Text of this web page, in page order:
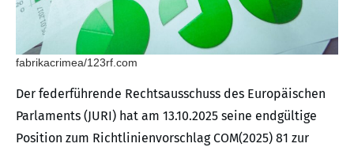
fabrikacrimea/123rf.com
Der federführende Rechtsausschuss des Europäischen
Parlaments (JURI) hat am 13.10.2025 seine endgültige
Position zum Richtlinienvorschlag COM(2025) 81 zur